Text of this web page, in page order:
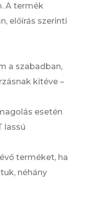
A termék
előírás szerinti
a szabadban,
kitéve –
esetén
lassú
terméket, ha
néhány